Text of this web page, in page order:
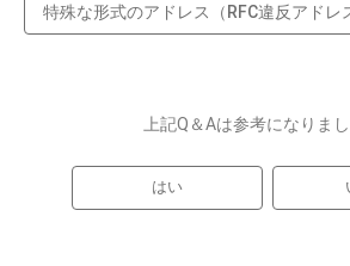
特殊な形式のアドレス（RFC違反アドレ
上記Q＆Aは参考になりま
はい